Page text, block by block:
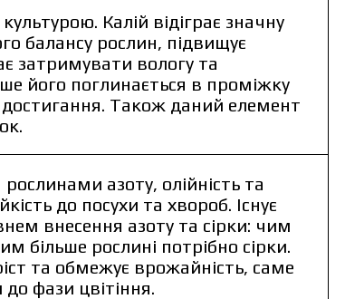
Калій відіграє значну
балансу рослин, підвищує
затримувати вологу та
його поглинається в проміжку
Також даний елемент
азоту, олійність та
до посухи та хвороб. Існує
внесення азоту та сірки: чим
більше рослині потрібно сірки.
та обмежує врожайність, саме
до фази цвітіння.
захисту
Makosh
Makosh
Завантажити каталог
Завантажити каталог